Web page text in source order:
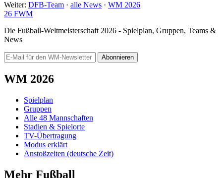
Weiter: DFB-Team · alle News · WM 2026
26 FWM
Die Fußball-Weltmeisterschaft 2026 - Spielplan, Gruppen, Teams &
News
Abonnieren
WM 2026
Spielplan
Gruppen
Alle 48 Mannschaften
Stadien & Spielorte
TV-Übertragung
Modus erklärt
Anstoßzeiten (deutsche Zeit)
Mehr Fußball